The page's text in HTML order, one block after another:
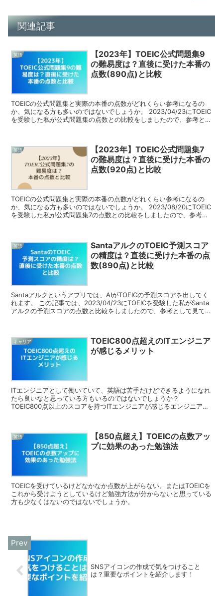
関連記事
英語
【2023年】TOEIC公式問題集9
の難易度は？直後に受けた本番の
点数(890点)と比較
TOEICの公式問題集と実際の本番の点数がどれくらい参考になるの
か、気になる方も多いのではないでしょうか。 2023/04/23にTOEIC
を受験した私が公式問題集の点数との比較をしましたので、参考とし
英語
【2023年】TOEIC公式問題集7
の難易度は？直後に受けた本番の
点数(920点)と比較
TOEICの公式問題集と実際の本番の点数がどれくらい参考になるの
か、気になる方も多いのではないでしょうか。 2023/08/20にTOEIC
を受験した私が公式問題集7の点数との比較をしましたので、参考と
英語
SantaアルクのTOEIC予測スコア
の精度は？直後に受けた本番の点
数(890点)と比較
Santaアルクというアプリでは、AIがTOEICの予測スコアを出してく
れます。 この記事では、2023/04/23にTOEICを受験した私がSanta
アルクの予測スコアの点数と比較をしましたので、参考として見て頂
キャリア
TOEIC800点超えのITエンジニア
が感じるメリット
ITエンジニアとして働いていて、英語は苦手だけどできるようになれ
たら良いなと思っている方もいるのではないでしょうか？
TOEIC800点以上のスコアを持つITエンジニアが感じるエンジニア×
英語
【850点超え】TOEICの点数アッ
プに効果のあった勉強法
TOEICを受けているけどなかなか点数が上がらない、またはTOEICを
これから受けようとしているけど勉強方法が分からないと思っている
方も少なくはないのではないでしょうか。
SNSアイコンの作成で気をつけること
は？重要なポイントを紹介します！